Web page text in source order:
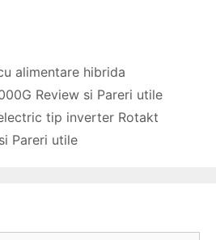
alimentare hibrida
Review si Pareri utile
tip inverter Rotakt
Pareri utile